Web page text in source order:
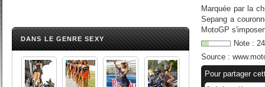
DANS LE GENRE SEXY
Marquée par la
Sepang a
MotoGP
Note : 24
Source :
Pour partager